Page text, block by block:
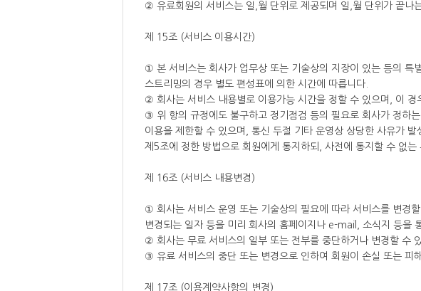
② 유료회원의 서비스는 일,월 단위로 제공되며 일,월 단위가 끝나
제 15조 (서비스 이용시간)
① 본 서비스는 회사가 업무상 또는 기술상의 지장이 있는 등의
스트리밍의 경우 별도 편성표에 의한 시간에 따릅니다.
② 회사는 서비스 내용별로 이용가능 시간을 정할 수 있으며, 이 경
③ 위 항의 규정에도 불구하고 정기점검 등의 필요로 회사가 정하
이용을 제한할 수 있으며, 통신 두절 기타 운영상 상당한 사유가
제5조에 정한 방법으로 회원에게 통지하되, 사전에 통지할 수 없
제 16조 (서비스 내용변경)
① 회사는 서비스 운영 또는 기술상의 필요에 따라 서비스를 변경
변경되는 일자 등을 미리 회사의 홈페이지나 e-mail, 소식지 등을
② 회사는 무료 서비스의 일부 또는 전부를 중단하거나 변경할 수
③ 유료 서비스의 중단 또는 변경으로 인하여 회원이 손실 또는 피
제 17조 (이용계약사항의 변경)